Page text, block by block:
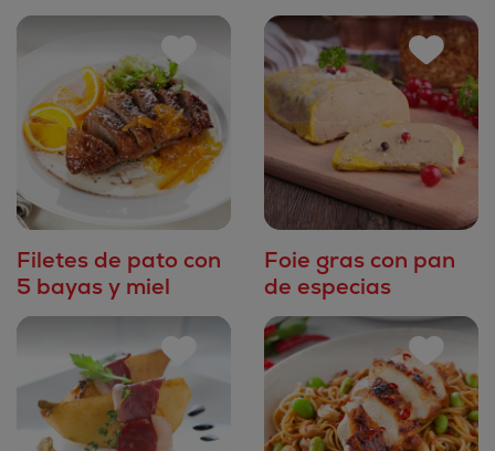
Filetes de pato con
5 bayas y miel
Foie gras con pan
de especias